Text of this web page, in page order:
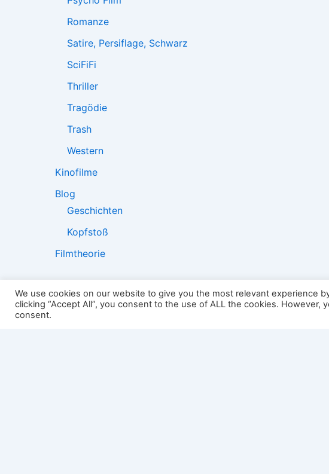
Romanze
Satire, Persiflage, Schwarz
SciFiFi
Thriller
Tragödie
Trash
Western
Kinofilme
Blog
Geschichten
Kopfstoß
Filmtheorie
2501:
We use cookies on our website to give you the most relevant experience
clicking “Accept All”, you consent to the use of ALL the cookies.
consent.